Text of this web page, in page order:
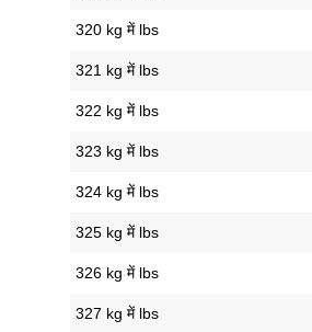
320 kg में lbs
321 kg में lbs
322 kg में lbs
323 kg में lbs
324 kg में lbs
325 kg में lbs
326 kg में lbs
327 kg में lbs